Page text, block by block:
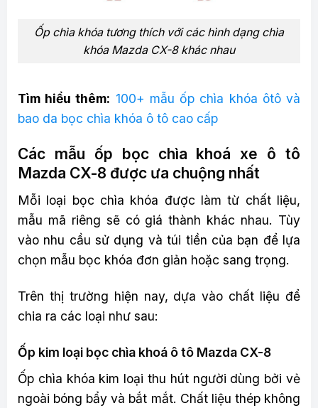
Ốp chìa khóa tương thích với các hình dạng chìa
khóa Mazda CX-8 khác nhau
Tìm hiểu thêm: 100+ mẫu ốp chìa khóa ôtô và
bao da bọc chìa khóa ô tô cao cấp
Các mẫu ốp bọc chìa khoá xe ô tô
Mazda CX-8 được ưa chuộng nhất
Mỗi loại bọc chìa khóa được làm từ chất liệu,
mẫu mã riêng sẽ có giá thành khác nhau. Tùy
vào nhu cầu sử dụng và túi tiền của bạn để lựa
chọn mẫu bọc khóa đơn giản hoặc sang trọng.
Trên thị trường hiện nay, dựa vào chất liệu để
chia ra các loại như sau:
Ốp kim loại bọc chìa khoá ô tô Mazda CX-8
Ốp chìa khóa kim loại thu hút người dùng bởi vẻ
ngoài bóng bẩy và bắt mắt. Chất liệu thép không